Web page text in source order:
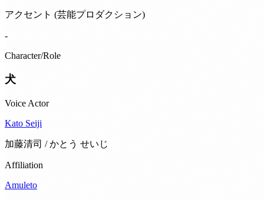
アクセント (芸能プロダクション)
-
Character/Role
犬
Voice Actor
Kato Seiji
加藤清司 / かとう せいじ
Affiliation
Amuleto